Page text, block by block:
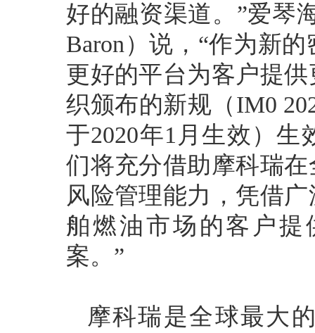
好的融资渠道。”爱琴
Baron）说，“作为新
更好的平台为客户提
织颁布的新规（IM0
于2020年1月生效）
们将充分借助摩科瑞
风险管理能力，凭借
舶燃油市场的客户
案。”
摩科瑞是全球最大